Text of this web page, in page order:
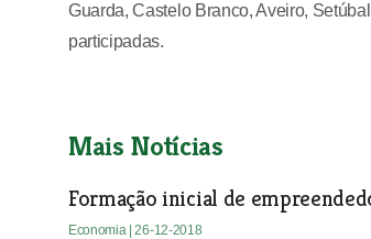
Guarda, Castelo Branco, Aveiro,
participadas.
Mais Notícias
Formação inicial de
Economia | 26-12-2018